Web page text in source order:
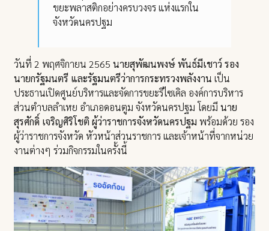
ขยะพลาสติกอย่างครบวงจร แห่งแรกใน
จังหวัดนครปฐม
วันที่ 2 พฤศจิกายน 2565นายสุพัฒนพงษ์ พันธ์มีเชาว์ รอง
นายกรัฐมนตรี และรัฐมนตรีว่าการกระทรวงพลังงาน เป็น
ประธานเปิดศูนย์บริหารและจัดการขยะรีไซเคิล องค์การบริหาร
ส่วนตำบลลำเหย อำเภอดอนตูม จังหวัดนครปฐม โดยมีนาย
สุรศักดิ์ เจริญศิริโชติ ผู้ว่าราชการจังหวัดนครปฐม พร้อมด้วย รอง
ผู้ว่าราชการจังหวัด หัวหน้าส่วนราชการ และเจ้าหน้าที่จากหน่วย
งานต่างๆ ร่วมกิจกรรมในครั้งนี้